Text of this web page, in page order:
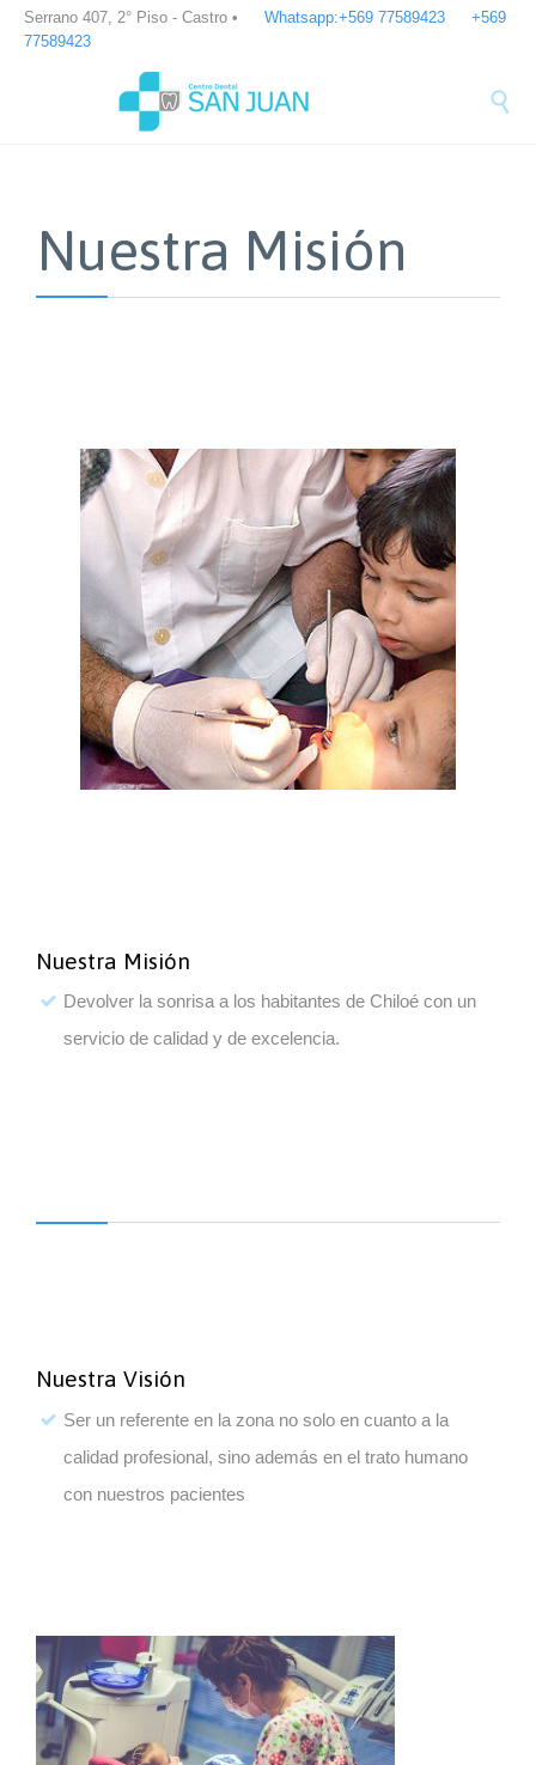
Serrano 407, 2° Piso - Castro • Whatsapp:+569 77589423
+569
77589423

Nuestra Misión
Nuestra Misión
Devolver la sonrisa a los habitantes de Chiloé con un
servicio de calidad y de excelencia.
Nuestra Visión
Ser un referente en la zona no solo en cuanto a la
calidad profesional, sino además en el trato humano
con nuestros pacientes